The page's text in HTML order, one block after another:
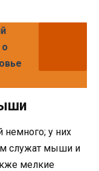
у них
служат мыши и
мелкие